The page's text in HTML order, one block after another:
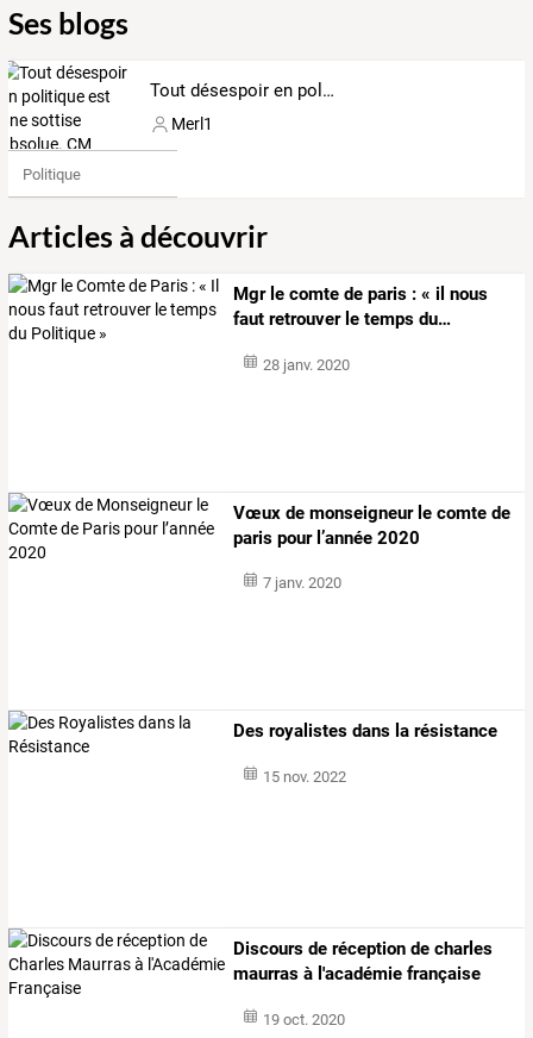
Ses blogs
Tout désespoir en politique est une sottise absolue. CM
Merl1
Politique
Articles à découvrir
Mgrle comte de paris : « il nous
faut retrouverle temps du…
28 janv. 2020
Vœux de monseigneur le comte de
paris pour l’année 2020
7 janv. 2020
Des royalistes dans la résistance
15 nov. 2022
Discours de réception de charles
maurras à l'académie française
19 oct. 2020